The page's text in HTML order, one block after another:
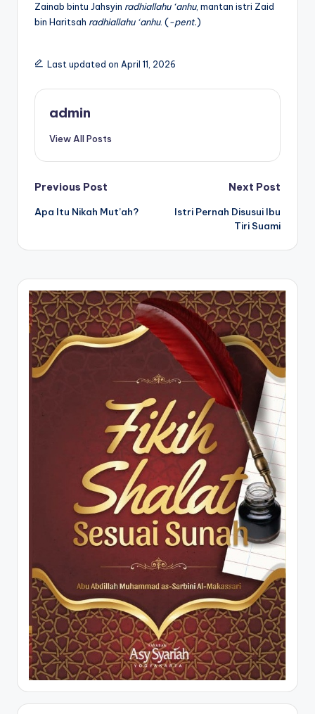
Zainab bintu Jahsyin radhiallahu ‘anhu, mantan istri Zaid
bin Haritsah radhiallahu ‘anhu. (-pent.)
Last updated on April 11, 2026
admin
View All Posts
Post
navigation
Previous Post
Apa Itu Nikah Mut’ah?
Next Post
Istri Pernah Disusui Ibu
Tiri Suami